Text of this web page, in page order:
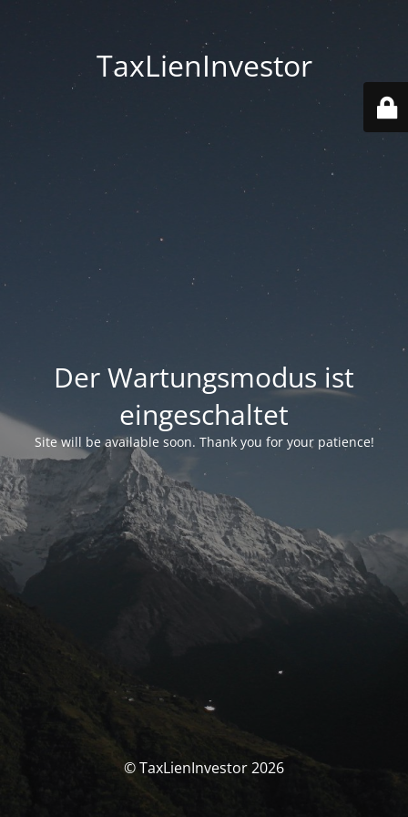
TaxLienInvestor
Der Wartungsmodus ist
eingeschaltet
Site will be available soon. Thank you for your patience!
© TaxLienInvestor 2026